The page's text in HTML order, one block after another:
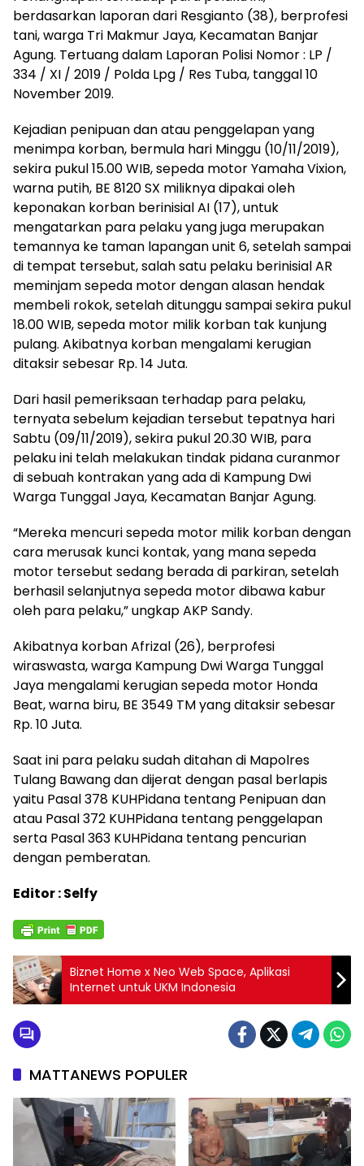
berdasarkan laporan dari Resgianto (38), berprofesi
tani, warga Tri Makmur Jaya, Kecamatan Banjar
Agung. Tertuang dalam Laporan Polisi Nomor : LP /
334 / XI / 2019 / Polda Lpg / Res Tuba, tanggal 10
November 2019.
Kejadian penipuan dan atau penggelapan yang
menimpa korban, bermula hari Minggu (10/11/2019),
sekira pukul 15.00 WIB, sepeda motor Yamaha Vixion,
warna putih, BE 8120 SX miliknya dipakai oleh
keponakan korban berinisial AI (17), untuk
mengatarkan para pelaku yang juga merupakan
temannya ke taman lapangan unit 6, setelah sampai
di tempat tersebut, salah satu pelaku berinisial AR
meminjam sepeda motor dengan alasan hendak
membeli rokok, setelah ditunggu sampai sekira pukul
18.00 WIB, sepeda motor milik korban tak kunjung
pulang. Akibatnya korban mengalami kerugian
ditaksir sebesar Rp. 14 Juta.
Dari hasil pemeriksaan terhadap para pelaku,
ternyata sebelum kejadian tersebut tepatnya hari
Sabtu (09/11/2019), sekira pukul 20.30 WIB, para
pelaku ini telah melakukan tindak pidana curanmor
di sebuah kontrakan yang ada di Kampung Dwi
Warga Tunggal Jaya, Kecamatan Banjar Agung.
“Mereka mencuri sepeda motor milik korban dengan
cara merusak kunci kontak, yang mana sepeda
motor tersebut sedang berada di parkiran, setelah
berhasil selanjutnya sepeda motor dibawa kabur
oleh para pelaku,” ungkap AKP Sandy.
Akibatnya korban Afrizal (26), berprofesi
wiraswasta, warga Kampung Dwi Warga Tunggal
Jaya mengalami kerugian sepeda motor Honda
Beat, warna biru, BE 3549 TM yang ditaksir sebesar
Rp. 10 Juta.
Saat ini para pelaku sudah ditahan di Mapolres
Tulang Bawang dan dijerat dengan pasal berlapis
yaitu Pasal 378 KUHPidana tentang Penipuan dan
atau Pasal 372 KUHPidana tentang penggelapan
serta Pasal 363 KUHPidana tentang pencurian
dengan pemberatan.
Editor : Selfy
Biznet Home x Neo Web Space, Aplikasi
Internet untuk UKM Indonesia
MATTANEWS POPULER